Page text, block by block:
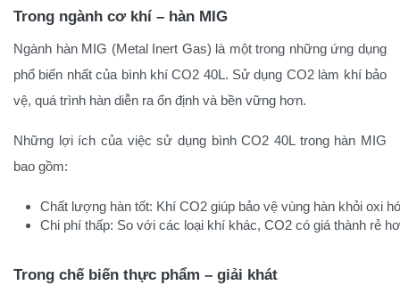
Trong ngành cơ khí – hàn MIG
Ngành hàn MIG (Metal Inert Gas) là một trong những ứng dụng
phổ biến nhất của bình khí CO2 40L. Sử dụng CO2 làm khí bảo
vệ, quá trình hàn diễn ra ổn định và bền vững hơn.
Những lợi ích của việc sử dụng bình CO2 40L trong hàn MIG
bao gồm:
Chất lượng hàn tốt: Khí CO2 giúp bảo vệ vùng hàn khỏi oxi
Chi phí thấp: So với các loại khí khác, CO2 có giá thành rẻ
Trong chế biến thực phẩm – giải khát